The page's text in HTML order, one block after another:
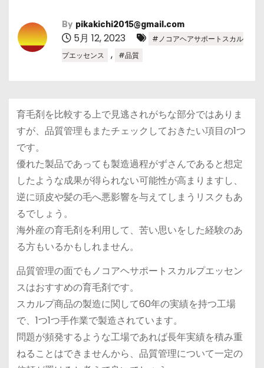
By pikakichi2015@gmail.com
5月 12, 2023
#ノコアヘアサポートスカル
プエッセンス
, #品質
育毛剤を比較する上で見逃されがちな部分ではありま
すが、品質管理もまたチェックしておきたい項目の1つ
です。
優れた製品であっても製造過程がずさんであると想定
したような成果が得られない可能性が高まりますし、
逆に頭皮や髪の毛へ悪影響を与えてしまうリスクもあ
るでしょう。
海外産の育毛剤を利用して、苦い思いをした経験のあ
る方もいるかもしれません。
品質管理の面でもノコアヘサポートスカルプエッセン
スはおすすめの育毛剤です。
スカルプ商品の製造に関して60年の実績を持つ工場
で、1つ1つ手作業で製造されています。
問題が頻発するような工場であれば長年実績を積み重
ねることはできませんから、品質管理について一定の